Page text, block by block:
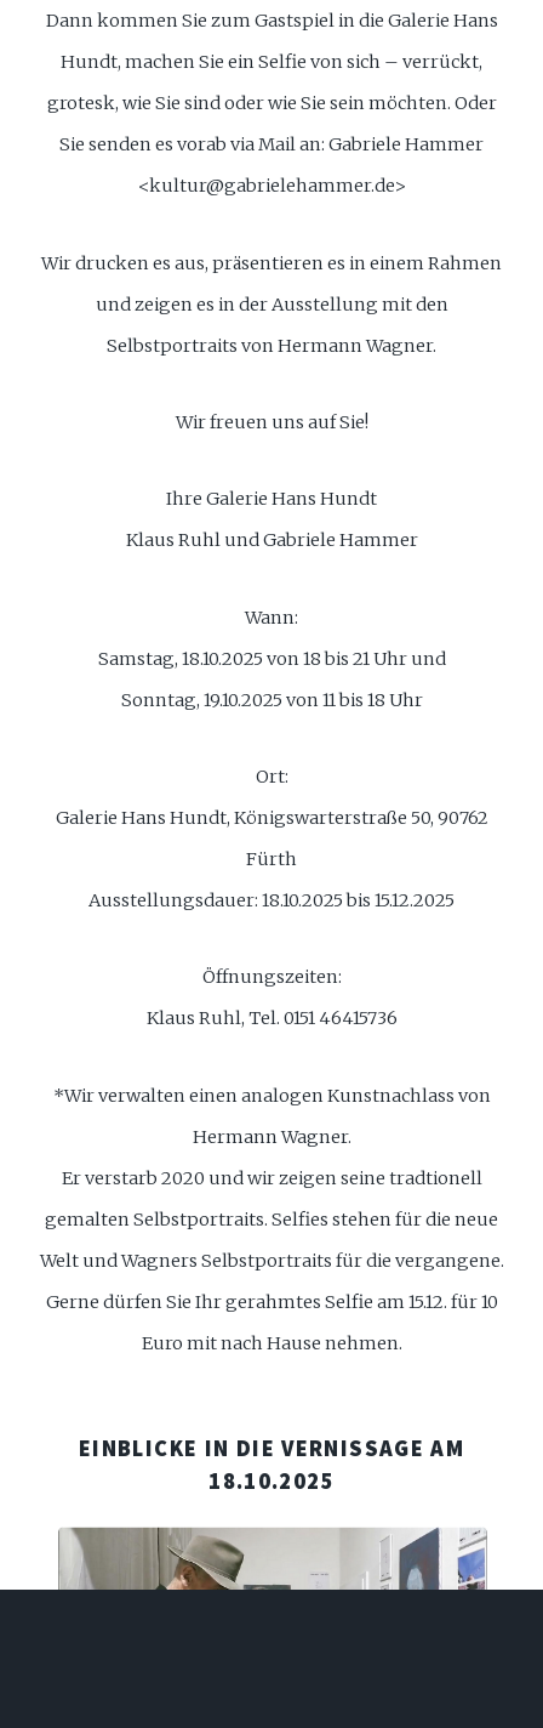
Dann kommen Sie zum Gastspiel in die Galerie Hans
Hundt, machen Sie ein Selfie von sich – verrückt,
grotesk, wie Sie sind oder wie Sie sein möchten. Oder
Sie senden es vorab via Mail an: Gabriele Hammer
<kultur@gabrielehammer.de>
Wir drucken es aus, präsentieren es in einem Rahmen
und zeigen es in der Ausstellung mit den
Selbstportraits von Hermann Wagner.
Wir freuen uns auf Sie!
Ihre Galerie Hans Hundt
Klaus Ruhl und Gabriele Hammer
Wann:
Samstag, 18.10.2025 von 18 bis 21 Uhr und
Sonntag, 19.10.2025 von 11 bis 18 Uhr
Ort:
Galerie Hans Hundt, Königswarterstraße 50, 90762
Fürth
Ausstellungsdauer: 18.10.2025 bis 15.12.2025
Öffnungszeiten:
Klaus Ruhl, Tel. 0151 46415736
*Wir verwalten einen analogen Kunstnachlass von
Hermann Wagner.
Er verstarb 2020 und wir zeigen seine tradtionell
gemalten Selbstportraits. Selfies stehen für die neue
Welt und Wagners Selbstportraits für die vergangene.
Gerne dürfen Sie Ihr gerahmtes Selfie am 15.12. für 10
Euro mit nach Hause nehmen.
EINBLICKE IN DIE VERNISSAGE AM
18.10.2025